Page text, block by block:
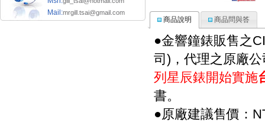
Mail:mrgill.tsai@gmail.com
商品說明 商品問與答
●金響鐘錶販售之
司)，代理之原廠
列星辰錶開始實施
書。
●原廠建議售價：